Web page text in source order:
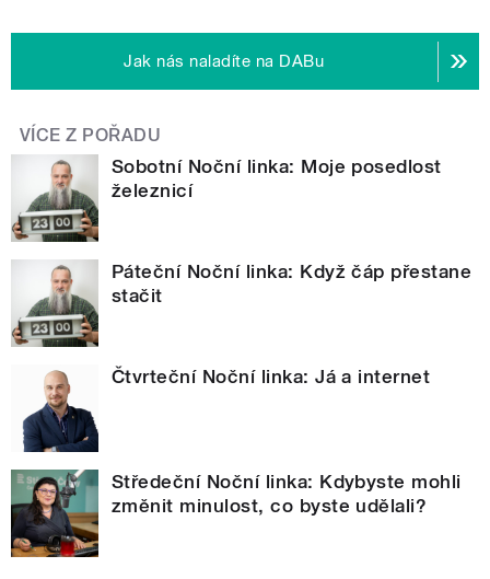
Jak nás naladíte na DABu
VÍCE Z POŘADU
Sobotní Noční linka: Moje posedlost
železnicí
Páteční Noční linka: Když čáp přestane
stačit
Čtvrteční Noční linka: Já a internet
Středeční Noční linka: Kdybyste mohli
změnit minulost, co byste udělali?